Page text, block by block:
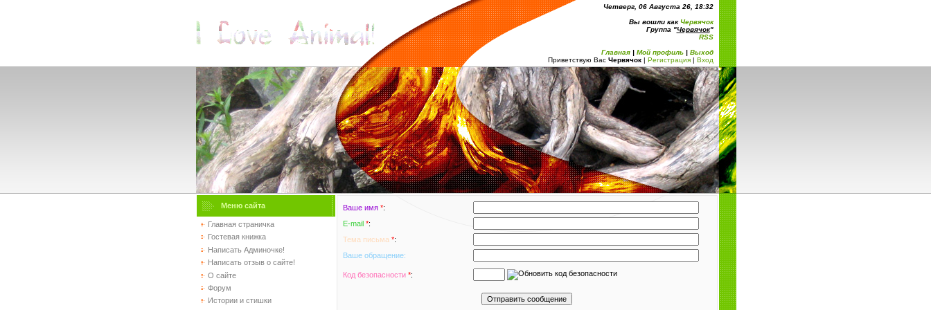
Четверг, 06 Августа 26, 18:32
Вы вошли как Червячок
Группа "Червячок"
RSS
Главная| Мой профиль| Выход
Приветствую Вас Червячок| Регистрация| Вход
Меню сайта
Главная страничка
Гостевая книжка
Написать Админочке!
Написать отзыв о сайте!
О сайте
Форум
Истории и стишки
Ваше имя *:
E-mail *:
Тема письма *:
Ваше обращение:
Код безопасности *: